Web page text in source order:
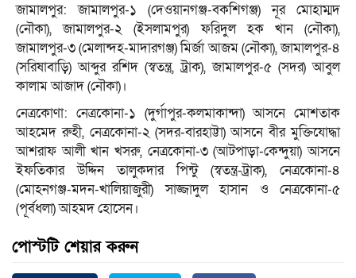
জামালপুর: জামালপুর-১ (দেওয়ানগঞ্জ-বকশিগঞ্জ) নূর মোহাম্মদ
(নৌকা), জামালপুর-২ (ইসলামপুর) ফরিদুল হক খান (নৌকা),
জামালপুর-৩ (মেলান্দহ-মাদারগঞ্জ) মির্জা আজম (নৌকা), জামালপুর-৪
(সরিষাবাড়ি) আব্দুর রশিদ (স্বতন্ত্র, ট্রাক), জামালপুর-৫ (সদর) আবুল
কালাম আজাদ (নৌকা)।
নেত্রকোণা: নেত্রকোনা-১ (দুর্গাপুর-কলমাকান্দা) আসনে মোশতাক
আহমেদ রুহী, নেত্রকোনা-২ (সদর-বারহাট্টা) আসনে বীর মুক্তিযোদ্ধা
আশরাফ আলী খান খসরু, নেত্রকোনা-৩ (আটপাড়া-কেন্দুয়া) আসনে
ইফতিকার উদ্দিন তালুকদার পিন্টু (স্বতন্ত্র-ট্রাক), নেত্রকোনা-৪
(মোহনগঞ্জ-মদন-খালিয়াজুরী) সাজ্জাদুল হাসান ও নেত্রকোনা-৫
(পূর্বধলা) আহমদ হোসেন।
পোস্টটি শেয়ার করুন